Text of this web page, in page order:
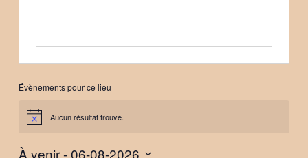
Évènements pour ce lieu
Notice Aucun résultat trouvé.
À venir - 06-08-2026